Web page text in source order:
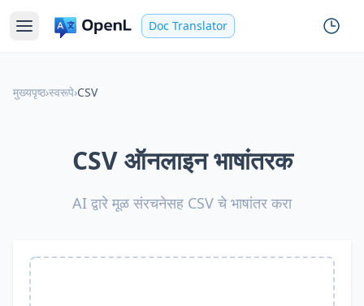
Doc Translator
मुख्यपृष्ठ›स्वरूपे›CSV
CSV ऑनलाइन भाषांतरक
AI द्वारे मूळ संरचनेसह CSV चे भाषांतर करा